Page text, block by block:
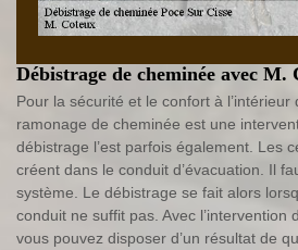
Débistrage de cheminée avec M.
Pour la sécurité et le confort à
ramonage de cheminée est une
débistrage l’est parfois également. Les
créent dans le conduit d’évacuation. Il
système. Le débistrage se fait alors
conduit ne suffit pas. Avec l’intervention
vous pouvez disposer d’un résultat de